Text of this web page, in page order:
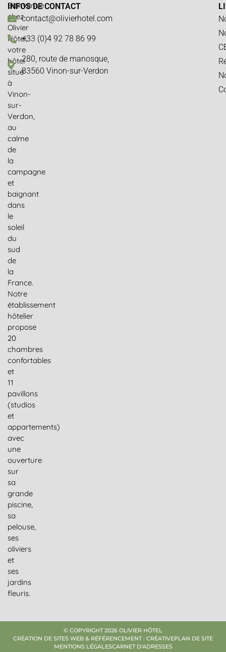
Bienvenue
chez
Olivier
Hôtel,
votre
hôtel
situé
à
Vinon-
sur-
Verdon,
au
calme
de
la
campagne
et
baignant
dans
le
soleil
du
sud
de
la
France.
Notre
établissement
hôtelier
propose
20
chambres
confortables
et
11
pavillons
(studios
et
appartements)
avec
une
ouverture
sur
sa
grande
piscine,
sa
pelouse,
ses
oliviers
et
ses
jardins
fleuris.
INFOS DE CONTACT
contact@olivierhotel.com
+33 (0)4 92 78 86 99
280, route de manosque,
83560 Vinon-sur-Verdon
© COPYRIGHT 2026 OLIVIER HÔTEL
CRÉATION DE SITES WEB & RÉFÉRENCEMENT : CRÉATIVEPLAN DE SITE
MENTIONS LÉGALESCARNET D'ADRESSES